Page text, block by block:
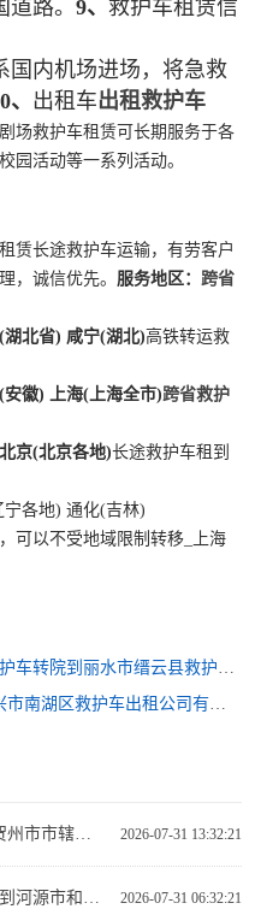
道路。9、救护车租赁信
国内机场进场，将急救
、 出租车出租救护车
场救护车租赁可长期服务于各
园活动等一系列活动。
赁长途救护车运输，有劳客户
，诚信优先。 服务地区： 跨省
北省) 咸宁(湖北)高铁转运救
徽) 上海(上海全市)跨省救护
京(北京各地)长途救护车租到
各地) 通化(吉林)
可以不受地域限制转移_上海
丽水市缙云县救护车出租一次多少钱
湖区救护车出租公司有哪些公司
2026-07-31 13:32:21
2026-07-31 06:32:21